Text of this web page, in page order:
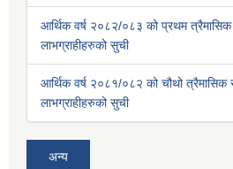
आर्थिक वर्ष २०८२/०८३ को प्रथम त्रैमासिक
लाभग्राहीहरुको सुची
आर्थिक वर्ष २०८१/०८२ को चौथो त्रैमासिक
लाभग्राहीहरुको सुची
अन्य